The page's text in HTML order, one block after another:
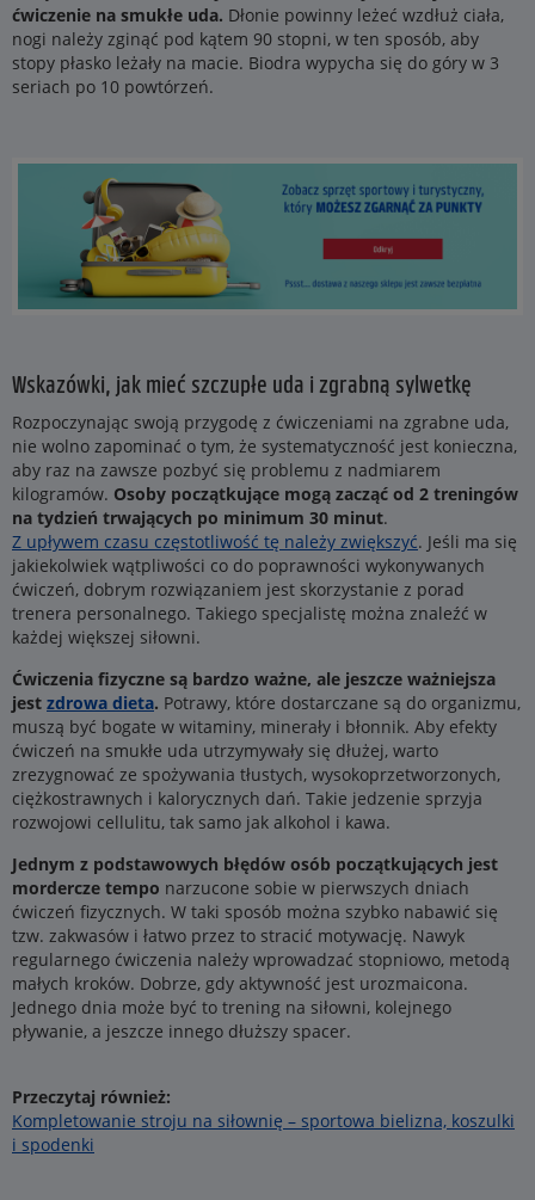
ćwiczenie na smukłe uda. Dłonie powinny leżeć wzdłuż ciała,
nogi należy zginąć pod kątem 90 stopni, w ten sposób, aby
stopy płasko leżały na macie. Biodra wypycha się do góry w 3
seriach po 10 powtórzeń.
Wskazówki, jak mieć szczupłe uda i zgrabną sylwetkę
Rozpoczynając swoją przygodę z ćwiczeniami na zgrabne uda,
nie wolno zapominać o tym, że systematyczność jest konieczna,
aby raz na zawsze pozbyć się problemu z nadmiarem
kilogramów. Osoby początkujące mogą zacząć od 2 treningów
na tydzień trwających po minimum 30 minut.
Z upływem czasu częstotliwość tę należy zwiększyć. Jeśli ma się
jakiekolwiek wątpliwości co do poprawności wykonywanych
ćwiczeń, dobrym rozwiązaniem jest skorzystanie z porad
trenera personalnego. Takiego specjalistę można znaleźć w
każdej większej siłowni.
Ćwiczenia fizyczne są bardzo ważne, ale jeszcze ważniejsza
jest zdrowa dieta. Potrawy, które dostarczane są do organizmu,
muszą być bogate w witaminy, minerały i błonnik. Aby efekty
ćwiczeń na smukłe uda utrzymywały się dłużej, warto
zrezygnować ze spożywania tłustych, wysokoprzetworzonych,
ciężkostrawnych i kalorycznych dań. Takie jedzenie sprzyja
rozwojowi cellulitu, tak samo jak alkohol i kawa.
Jednym z podstawowych błędów osób początkujących jest
mordercze tempo narzucone sobie w pierwszych dniach
ćwiczeń fizycznych. W taki sposób można szybko nabawić się
tzw. zakwasów i łatwo przez to stracić motywację. Nawyk
regularnego ćwiczenia należy wprowadzać stopniowo, metodą
małych kroków. Dobrze, gdy aktywność jest urozmaicona.
Jednego dnia może być to trening na siłowni, kolejnego
pływanie, a jeszcze innego dłuższy spacer.
Przeczytaj również:
Kompletowanie stroju na siłownię – sportowa bielizna, koszulki
i spodenki